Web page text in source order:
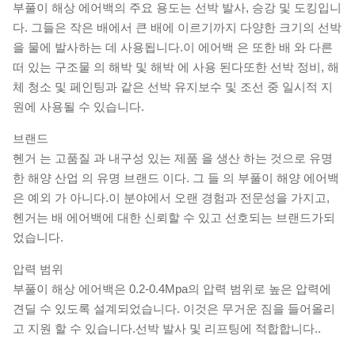
부풀이 해상 에어백의 주요 용도는 선박 발사, 승강 및 도킹입니
다. 그들은 작은 배에서 큰 배에 이르기까지 다양한 크기의 선박
을 물에 발사하는 데 사용됩니다.이 에어백 은 또한 배 와 다른
떠 있는 구조물 의 해박 및 해박 에 사용 된다또한 선박 정비, 해
체 청소 및 페인팅과 같은 선박 유지보수 및 조선 중 일시적 지
원에 사용될 수 있습니다.
브랜드
헨거 는 고품질 과 내구성 있는 제품 을 생산 하는 것으로 유명
한 해양 산업 의 유명 브랜드 이다. 그 들 의 부풀이 해양 에어백
은 예외 가 아니다.이 분야에서 오랜 경험과 전문성을 가지고,
헨거는 배 에어백에 대한 신뢰할 수 있고 선호되는 브랜드가되
었습니다.
압력 범위
부풀이 해상 에어백은 0.2-0.4Mpa의 압력 범위로 높은 압력에
견딜 수 있도록 설계되었습니다. 이것은 무거운 짐을 들어올리
고 지원 할 수 있습니다.선박 발사 및 리프팅에 적합합니다..